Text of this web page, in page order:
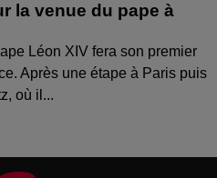
la venue du pape à
Léon XIV fera son premier
Après une étape à Paris puis
où il...